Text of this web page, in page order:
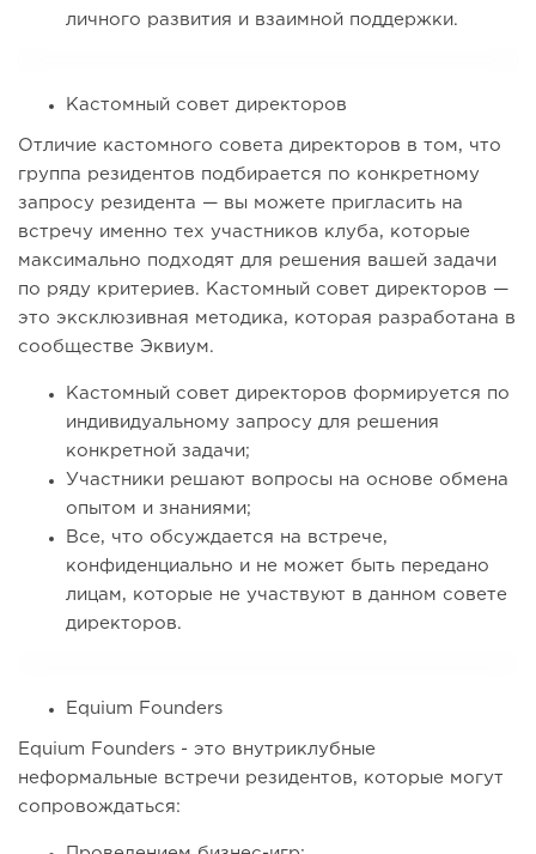
личного развития и взаимной поддержки.
Кастомный совет директоров
Отличие кастомного совета директоров в том, что
группа резидентов подбирается по конкретному
запросу резидента — вы можете пригласить на
встречу именно тех участников клуба, которые
максимально подходят для решения вашей задачи
по ряду критериев. Кастомный совет директоров —
это эксклюзивная методика, которая разработана в
сообществе Эквиум.
Кастомный совет директоров формируется по
индивидуальному запросу для решения
конкретной задачи;
Участники решают вопросы на основе обмена
опытом и знаниями;
Все, что обсуждается на встрече,
конфиденциально и не может быть передано
лицам, которые не участвуют в данном совете
директоров.
Equium Founders
Equium Founders - это внутриклубные
неформальные встречи резидентов, которые могут
сопровождаться: